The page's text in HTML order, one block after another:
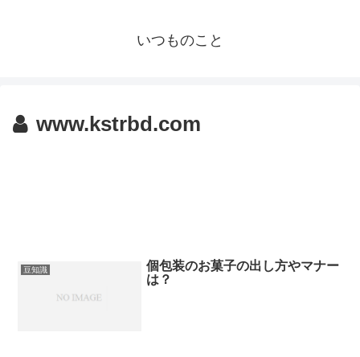
いつものこと
www.kstrbd.com
豆知識
個包装のお菓子の出し方やマナー
は？